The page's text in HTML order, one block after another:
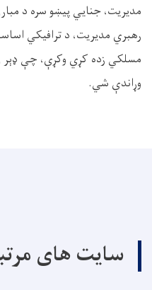
مدیریت، جنایي پیښو سره د
رهبري مدیریت، د ترافیکي
مسلکي زده کړي وکړې، چې ډېر
وړاندې شي.
سایت های